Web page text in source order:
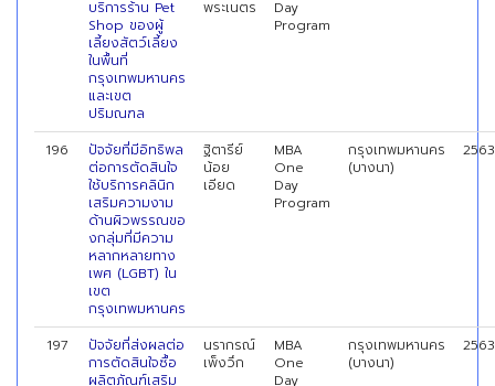
บริการร้าน Pet
Shop ของผู้
เลี้ยงสัตว์เลี้ยง
ในพื้นที่
กรุงเทพมหานคร
และเขต
ปริมณฑล
พระเนตร
Day
Program
196
ปัจจัยที่มีอิทธิพล
ต่อการตัดสินใจ
ใช้บริการคลินิก
เสริมความงาม
ด้านผิวพรรณขอ
งกลุ่มที่มีความ
หลากหลายทาง
เพศ (LGBT) ใน
เขต
กรุงเทพมหานคร
ฐิตารีย์
น้อย
เอียด
MBA
One
Day
Program
กรุงเทพมหานคร
(บางนา)
2563
197
ปัจจัยที่ส่งผลต่อ
การตัดสินใจซื้อ
ผลิตภัณฑ์เสริม
นรากรณ์
เพ็งวึก
MBA
One
Day
กรุงเทพมหานคร
(บางนา)
2563